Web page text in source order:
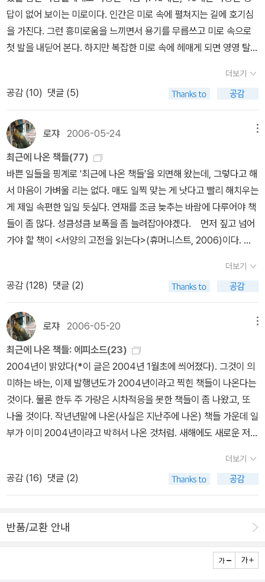
현실감을 잃은 자신에 대한 자책이 아닐까? 하이네가 얼마나 문학적
감수성을 타고 났는지는 이 시집에서 잘 드러난다. 나중에 그가 정치
참여적 성격을 띠지만 그가 추구하는 것은 언제나 순수문학을 통한
현실 또한 순수하고 아름다워지지 않겠는가. 너무 소박한 생각인지도
모른다. 그러나 증오의 날을 부드럽게 해줄 수 있는 시가 있다면, 삶의
긴박한 날 중 하루라도 행복하게 해줄 수 있는 시가 있다면...그러나
사랑은 언제나 '꿀통에 담긴 고통' 아니던가. 달콤하면 쌉싸름한... 간
지러우면서 따끔한...
답이 없어 보이는 미로이다. 인간은 미로 속에 펼쳐지는 길에 호기심
을 가진다. 그런 흥미로움을 느끼면서 용기를 무릅쓰고 미로 속으로
첫 발을 내딛어 본다. 하지만 복잡한 미로 속에 헤매게 되면 영영 탈출
대한 호기심에 이끌려 미로를 즐긴다. 알지 못하는 이성에 대한 호기
심이 싹 틔어 사랑의 감정으로 형성해보지만 자신의 반려자로 만들기
에는 쉽지가 않다. 실연이라는 가슴 아픈 사랑이 낳은 결과를 경험했
음에도 인간은 또 다른 상대로부터 사랑을 갈망한다. 미로 속에 갇히
면 위험하다는 것을 알면서도 미로를 즐기듯이 사랑 역시 그런 것이
다. 인간은 죽을 때까지 평생 사랑이라는 것을 몇 번 정도 할 수 있을
까? 우리 스스로 ‘사랑’이라는 것을 몇 번 했는지 측정하는 자체가 난
센스일 수 있겠다. UV의 'Who am I' 노래의 마지막 가사처럼 ‘누군
가 사랑이 뭐냐고 묻는다면 과연 누가 사랑할 자격이라고 할 수 있는
지’ 애매하기도 하다. 그동안 살아가면서 몰랐는데 정말 ‘사랑’의 의미
가 무엇인지 궁금했다. 상대방에 대한 일편단심적인 애정의 감정만
쏟아 붓다가 실패하고 마는 감정을 ‘사랑’이라고 해야 하는지, 아니면
그런 애정의 감정을 키워나가면서 반려자로서의 관계의 결실을 맺는
경험해봤는데 이것 역시 ‘사랑’의 한 범주에 속한다고 생각했다. 아니,
개인적인 입장으로 봐서는 이것은 온전한 ‘사랑’이라고 말하기보다는
‘외사랑’ 쪽에 가깝다고 말하고 싶다. 내가 그 사람을 사랑한다는 걸
그 사람도 알고 있지만 받아주지 않는 것이 외사랑이다. 상대방이 내
가 그를 사랑한다는 것을 알고는 있지만 둘 사이의 사랑이 아닌 일방
통행적인 사랑이다. 외사랑으로 인한 실연 역시 짝사랑의 실패처럼
가슴 아픈 결과이지만 그걸 감수하고 극복하게 되면 성공할 수 있다.
‘열 번 찍어 안 넘어가는 나무가 있다’라는 속담처럼 십전팔기 끝에 성
지 정신적 고통을 감수해야 한다. 그리고 오랜 세월, 그런 고통을 감수
하면서까지 사랑을 갈망하더라도 사랑의 결실을 맺기가 쉽지 않다.
외사랑으로 인해 정신적, 신체적 고통을 겪은 불운한
약혼자가 있는 여주인공 로테를 만나 열렬한 사랑에 빠지지만 결국
야기는 너무나도 유명하다. 그리고 이 불행한 베르테르의 모습 속에
더보기
공감 (10) 댓글 (5)
로쟈 2006-05-24
최근에 나온 책들(77)
바쁜 일들을 핑계로 '최근에 나온 책들'을 외면해 왔는데, 그렇다고 해
서 마음이 가벼울 리는 없다. 매도 일찍 맞는 게 낫다고 빨리 해치우는
게 제일 속편한 일일 듯싶다. 연재를 조금 늦추는 바람에 다루어야 책
들이 좀 많다. 성큼성큼 보폭을 좀 늘려잡아야겠다. 먼저 짚고 넘어
가야 할 책이 <서양의 고전을 읽는다>(휴머니스트, 2006)이다. 소
것으로 입시 논술 등을 준비하는 학생들뿐만 아니라 대학생, 일반인
들에게도 '서양 고전'에 대한 유익한 길잡이가 되어줄 듯하다. 출판사
휴머니스트에서는 동양편으로 이미 2권을 출간한 바 있는데, 아마
도 4권까지 나온 <세계의 교양을 읽는다>의 '성공'에 힙입어(내가 이
출판사의 책을 처음 접한 것도 <세계의 교양을 읽는다> 시리즈를 통
해서였지 않나 싶다) '고전'에까지 손길을 뻗은 게 아닌가 싶다. 한편
으로 '교양'과 '고전'은 거의 '한 식구'라고도 할 수 있으니(고전에 대한
식견이 바로 교양 아닌가?) 이 '손길'은 지극히 자연스럽다. 잠시
소개를 옮겨보면, '총 네 권에 걸친 방대한 분량으로 각 분야/각 권마
다 '시간과 문명의 파노라마', '정의와 권력, 정치 변증법' ,'영혼과 성
장' 등의 주제에 따라 고대 그리스 철학자들부터 20세기 현대 지성들
의 저서까지 고전들을 선정, 소개한다. '교과서적인 고전 편식'을 지양
하고 우리 사회에 가장 깊고 넓게 영향을 끼치는 책, 21세기 한국의
지스럽게 들어앉아 있는 책은 보이지 않는다. 대개가 고전으로서의
책들이 몇 권 포함돼 있는데, 먼저 시집들. 릴케의 <릴케 시집>과 하
이네의 <노래의 책>(이상 독일어권), 푸슈킨의 <서정시집>(러시
더보기
공감 (128) 댓글 (2)
로쟈 2006-05-20
최근에 나온 책들: 에피소드(23)
2004년이 밝았다(*이 글은 2004년 1월초에 씌어졌다). 그것이 의
미하는 바는, 이제 발행년도가 2004년이라고 찍힌 책들이 나온다는
것이다. 물론 한두 주 가량은 시차적응을 못한 책들이 좀 나왔고, 또
나올 것이다. 작년년말에 나온(사실은 지난주에 나온) 책들 가운데 일
부가 이미 2004년이라고 박혀서 나온 것처럼. 새해에도 새로운 저자
우적거리는 사람에게 감동적인 것은 해돋이가 아니라, 그러한 책들의
풍경이다(불쌍해도 할 수 없는 노릇이다!). 최근에 나온 책으로 제
일 먼저 손에 꼽을 만한 것은 박노자의 <하얀 가면의 제국>(한겨레신
우리에게 자신의 존재를 정식으로 각인시킨바 있는 이 러시아계 한국
인은 소비에트 교육체계의 탁월성을 입증하는 산증인인지, 한 인간의
지적 성취는 교육체계와 무관함을 입증하는 돌연변이인지 종잡을 수
더보기
공감 (16) 댓글 (2)
반품/교환 안내